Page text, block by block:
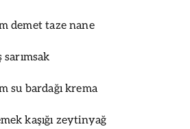
demet taze nane
sarımsak
su bardağı krema
kaşığı zeytinyağ